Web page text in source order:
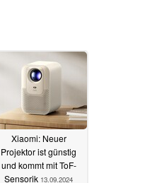
Xiaomi: Neuer
Projektor ist günstig
und kommt mit ToF-
Sensorik 13.09.2024